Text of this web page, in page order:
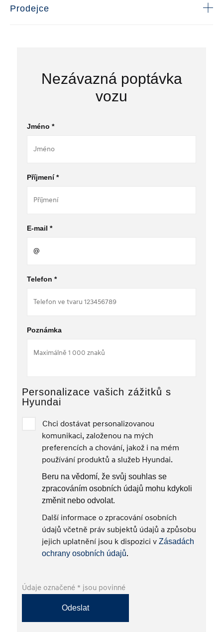
Prodejce
Nezávazná poptávka
vozu
Jméno *
Příjmení *
E-mail *
Telefon *
Poznámka
Personalizace vašich zážitků s
Hyundai
Chci dostávat personalizovanou
komunikaci, založenou na mých
preferencích a chování, jakož i na mém
používání produktů a služeb Hyundai.
Beru na vědomí, že svůj souhlas se
zpracováním osobních údajů mohu kdykoli
změnit nebo odvolat.
Další informace o zpracování osobních
údajů včetně práv subjektů údajů a způsobu
jejich uplatnění jsou k dispozici v Zásadách
ochrany osobních údajů.
Údaje označené * jsou povinné
Odeslat